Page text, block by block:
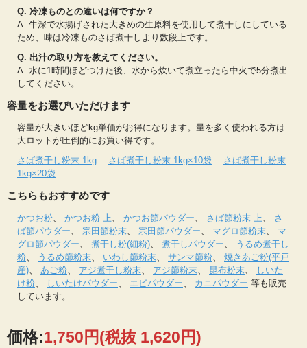
Q. 冷凍ものとの違いは何ですか？
A. 牛深で水揚げされた大きめの生原料を使用して煮干しにしている
ため、味は冷凍ものさば煮干しより数段上です。
Q. 出汁の取り方を教えてください。
A. 水に1時間ほどつけた後、水から炊いて煮立ったら中火で5分煮出
してください。
容量をお選びいただけます
容量が大きいほどkg単価がお得になります。量を多く使われる方は
大ロットが圧倒的にお買い得です。
さば煮干し粉末 1kg
さば煮干し粉末 1kg×10袋
さば煮干し粉末
1kg×20袋
こちらもおすすめです
かつお粉 かつお粉 上 かつお節パウダー さば節粉末 上
さ
ば節パウダー
宗田節粉末 宗田節パウダー マグロ節粉末
マ
グロ節パウダー
煮干し粉(細粉) 煮干しパウダー
うるめ煮干し
粉
うるめ節粉末 いわし節粉末 サンマ節粉
焼きあご粉(平戸
産)
あご粉 アジ煮干し粉末 アジ節粉末 昆布粉末
しいた
け粉
しいたけパウダー エビパウダー カニパウダー 等も販売
しています。
価格:1,750円(税抜 1,620円)